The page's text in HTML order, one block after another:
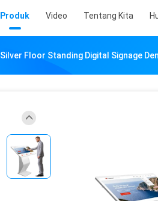
Produk Video Tentang Kita
Silver Floor Standing Digital Signage